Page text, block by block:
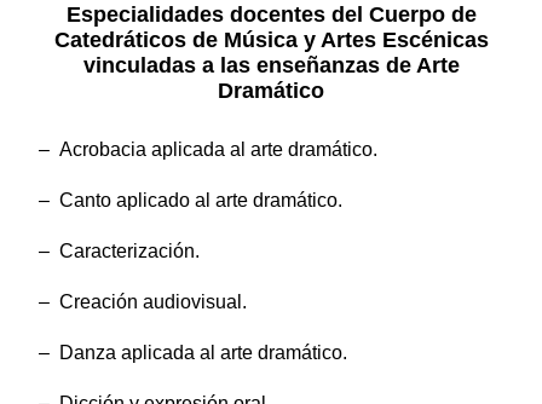
Especialidades docentes del Cuerpo de
Catedráticos de Música y Artes Escénicas
vinculadas a las enseñanzas de Arte
Dramático
– Acrobacia aplicada al arte dramático.
– Canto aplicado al arte dramático.
– Caracterización.
– Creación audiovisual.
– Danza aplicada al arte dramático.